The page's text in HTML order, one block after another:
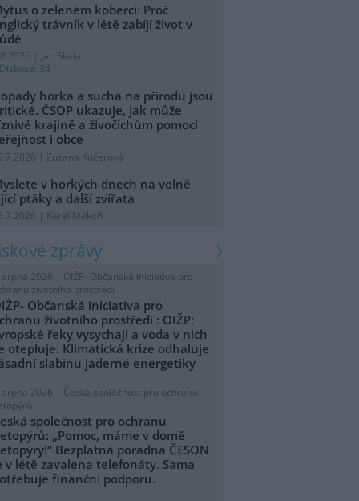
o zeleném koberci: Proč
trávník v létě zabíjí život v
| Jan Skala
Diskuse: 34
horka a sucha na přírodu jsou
ČSOP ukazuje, jak může
krajině a živočichům pomoci
i obce
| Zuzana Kučerová
v horkých dnech na volně
ptáky a další zvířata
| Karel Makoň
zprávy
srpna 2026 | OIŽP- Občanská iniciativa pro
životního prostředí
Občanská iniciativa pro
životního prostředí : OIŽP:
řeky vysychají a voda v nich
otepluje: Klimatická krize odhaluje
slabinu jaderné energetiky
srpna 2026 | Česká společnost pro ochranu
společnost pro ochranu
„Pomoc, máme v domě
Bezplatná poradna ČESON
v létě zavalena telefonáty. Sama
finanční podporu.